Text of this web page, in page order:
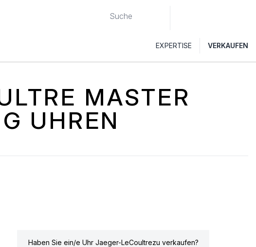
EXPERTISE VERKAUFEN
MASTER
UHREN
Haben Sie ein/e Uhr Jaeger-LeCoultrezu verkaufen?